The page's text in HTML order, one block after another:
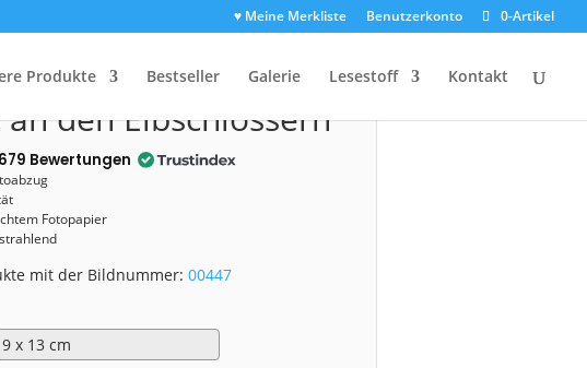
♥ Meine Merkliste Benutzerkonto 0-Artikel
Produkte Bestseller Galerie Lesestoff Kontakt
(00447)
den Elbschlössern
679 Bewertungen
Fotopapier
mit der Bildnummer:00447